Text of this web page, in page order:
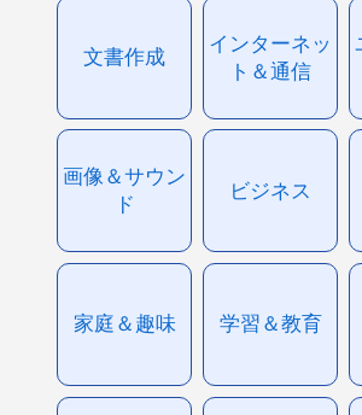
文書作成
インターネッ
ト＆通信
画像＆サウン
ド
ビジネス
家庭＆趣味 学習＆教育